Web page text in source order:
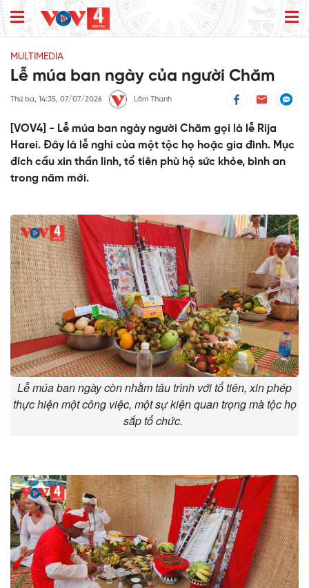
MULTIMEDIA
Lễ múa ban ngày của người Chăm
Thứ ba, 14:35, 07/07/2026 Lâm Thanh
[VOV4] - Lễ múa ban ngày người Chăm gọi là lễ Rija
Harei. Đây là lễ nghi của một tộc họ hoặc gia đình. Mục
đích cầu xin thần linh, tổ tiên phù hộ sức khỏe, bình an
trong năm mới.
Lễ múa ban ngày còn nhằm tâu trình với tổ tiên, xin phép
thực hiện một công việc, một sự kiện quan trọng mà tộc họ
sắp tổ chức.